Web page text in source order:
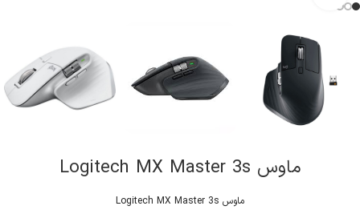
ماوس Logitech MX Master 3s
ماوس Logitech MX Master 3s